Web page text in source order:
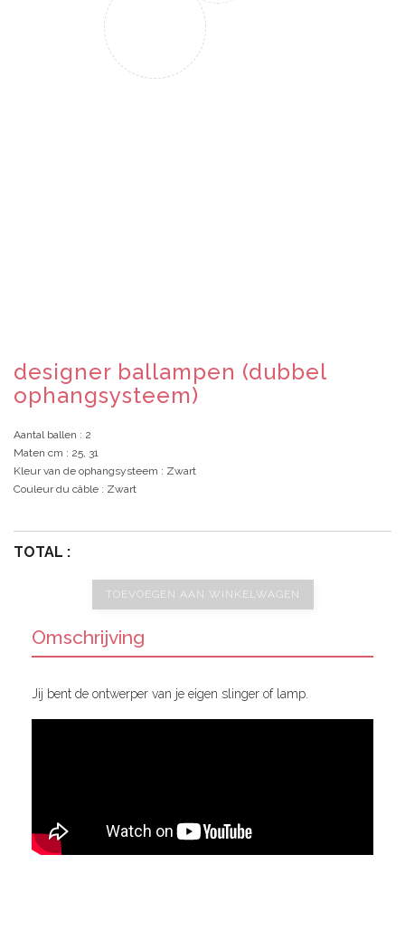
designer ballampen (dubbel
ophangsysteem)
Aantal ballen : 2
Maten cm : 25, 31
Kleur van de ophangsysteem : Zwart
Couleur du câble : Zwart
TOTAL :
TOEVOEGEN AAN WINKELWAGEN
Omschrijving
Jij bent de ontwerper van je eigen slinger of lamp.